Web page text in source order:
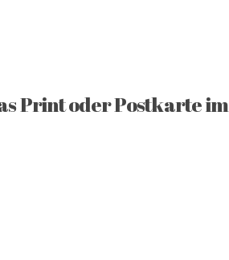
Print oder Postkarte im